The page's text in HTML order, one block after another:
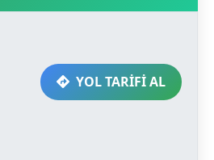
YOL TARİFİ AL